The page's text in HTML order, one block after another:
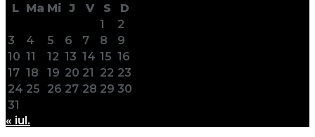
L Ma Mi J V S
D
1
2
3
4 5 6 7 8
9
10 11 12 13 14 15 16
17 18 19 20 21 22 23
24 25 26 27 28 29 30
31
« iul.